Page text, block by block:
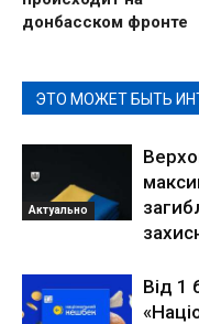
донбасском фронте
ЭТО МОЖЕТ БЫТЬ
Актуально
Від 1